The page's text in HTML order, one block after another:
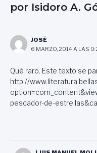
por Isidoro A.
JOSÉ
6 MARZO, 2014 A LAS
Qué raro. Este texto se
http://
pescador-de-